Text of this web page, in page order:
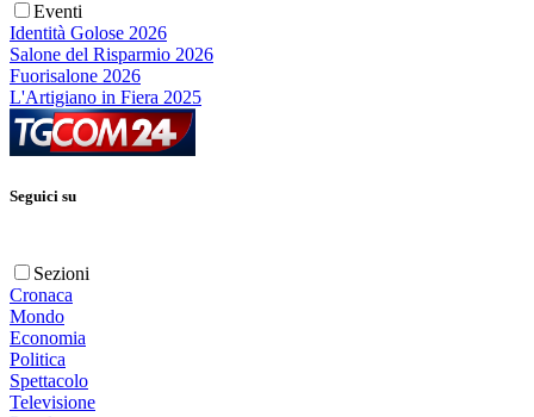
Eventi
Identità Golose 2026
Salone del Risparmio 2026
Fuorisalone 2026
L'Artigiano in Fiera 2025
Seguici su
Sezioni
Cronaca
Mondo
Economia
Politica
Spettacolo
Televisione